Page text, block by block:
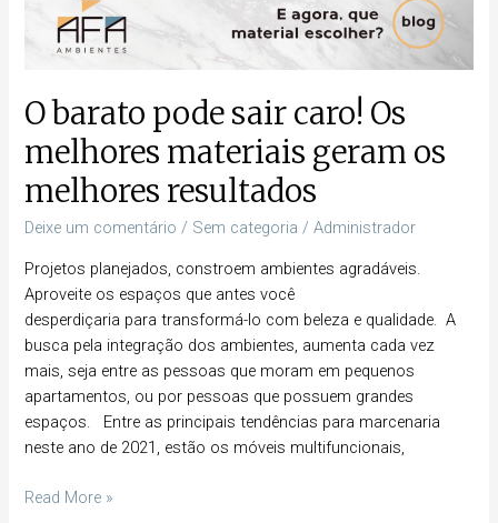
O barato pode sair caro! Os
melhores materiais geram os
melhores resultados
Deixe um comentário / Sem categoria /Administrador
Projetos planejados, constroem ambientes agradáveis.
Aproveite os espaços que antes você
desperdiçaria para transformá-lo com beleza e qualidade. A
busca pela integração dos ambientes, aumenta cada vez
mais, seja entre as pessoas que moram em pequenos
apartamentos, ou por pessoas que possuem grandes
espaços. Entre as principais tendências para marcenaria
neste ano de 2021, estão os móveis multifuncionais,
Read More »